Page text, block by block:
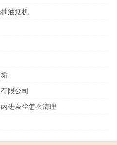
油烟机
限公司
进灰尘怎么清理